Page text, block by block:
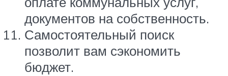
документов на собственность.
Самостоятельный поиск
позволит вам сэкономить
бюджет.